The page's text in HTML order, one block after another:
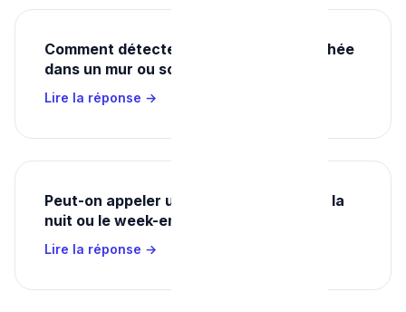
Comment détecter une fuite d'eau cachée
dans un mur ou sous le sol ?
Lire la réponse →
Peut-on appeler un plombier d'urgence la
nuit ou le week-end en Belgique ?
Lire la réponse →